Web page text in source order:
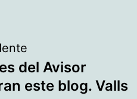
del Avisor
este blog. Valls